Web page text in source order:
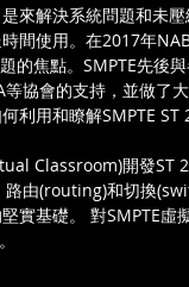
來解決系統問題和未
間使用。在2017年
的焦點。SMPTE先後
等協會的支持，並做了
利用和瞭解SMPTE ST
Classroom)開發ST
路由(routing)和切換
實基礎。 對SMPTE